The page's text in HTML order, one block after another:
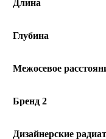
Длина
Глубина
Межосевое
Бренд 2
Дизайнерские